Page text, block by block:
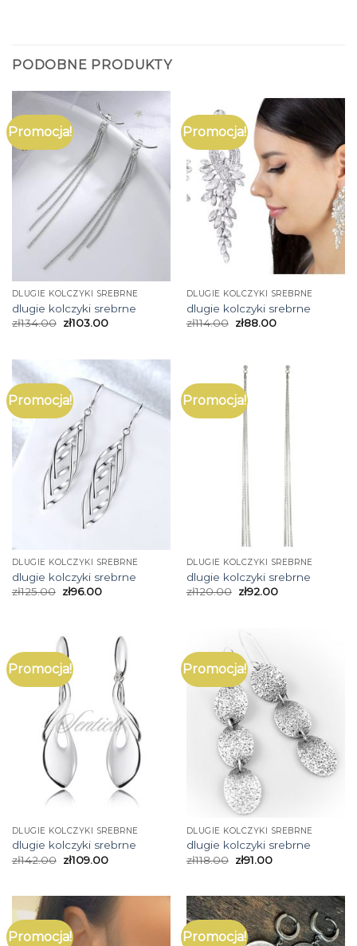
PODOBNE PRODUKTY
Promocja!
DLUGIE KOLCZYKI SREBRNE
dlugie kolczyki srebrne
zł134.00 zł103.00
Promocja!
DLUGIE KOLCZYKI SREBRNE
dlugie kolczyki srebrne
zł114.00 zł88.00
Promocja!
DLUGIE KOLCZYKI SREBRNE
dlugie kolczyki srebrne
zł125.00 zł96.00
Promocja!
DLUGIE KOLCZYKI SREBRNE
dlugie kolczyki srebrne
zł120.00 zł92.00
Promocja!
DLUGIE KOLCZYKI SREBRNE
dlugie kolczyki srebrne
zł142.00 zł109.00
Promocja!
DLUGIE KOLCZYKI SREBRNE
dlugie kolczyki srebrne
zł118.00 zł91.00
Promocja! Promocja!